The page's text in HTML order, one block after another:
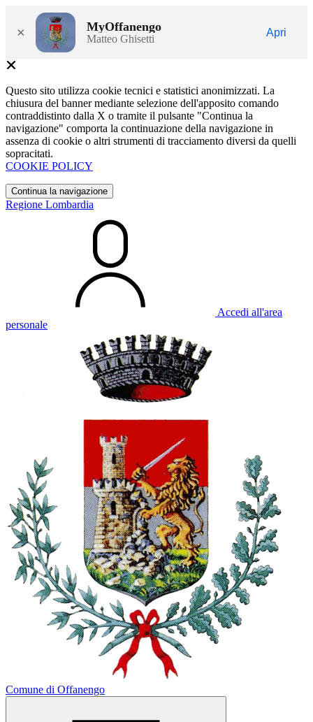
× MyOffanengo
Matteo Ghisetti
Apri
Questo sito utilizza cookie tecnici e statistici anonimizzati. La
chiusura del banner mediante selezione dell'apposito comando
contraddistinto dalla X o tramite il pulsante "Continua la
navigazione" comporta la continuazione della navigazione in
assenza di cookie o altri strumenti di tracciamento diversi da quelli
sopracitati.
COOKIE POLICY
Continua la navigazione
Regione Lombardia
Accedi all'area
personale
Comune di Offanengo